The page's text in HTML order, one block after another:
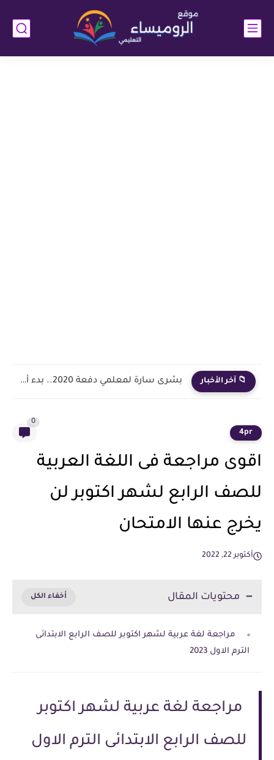
📁 آخر الأخبار بشرى سارة لمعلمي دفعة 2020.. بدء أول خطوة رسمية في...
4pr
0
اقوى مراجعة فى اللغة العربية
للصف الرابع لشهر اكتوبر لن
يخرج عنها الامتحان
أكتوبر 22, 2022
محتويات المقال
مراجعة لغة عربية لشهر اكتوبر للصف الرابع الابتدائى
الترم الاول 2023
مراجعة لغة عربية لشهر اكتوبر
للصف الرابع الابتدائى الترم الاول